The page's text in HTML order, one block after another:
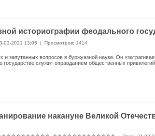
историографии феодального
03-2021 13:05 | Просмотров: 1414
и запутанных вопросов в буржуазной науке. Он
служит оправданием общественных
накануне Великой